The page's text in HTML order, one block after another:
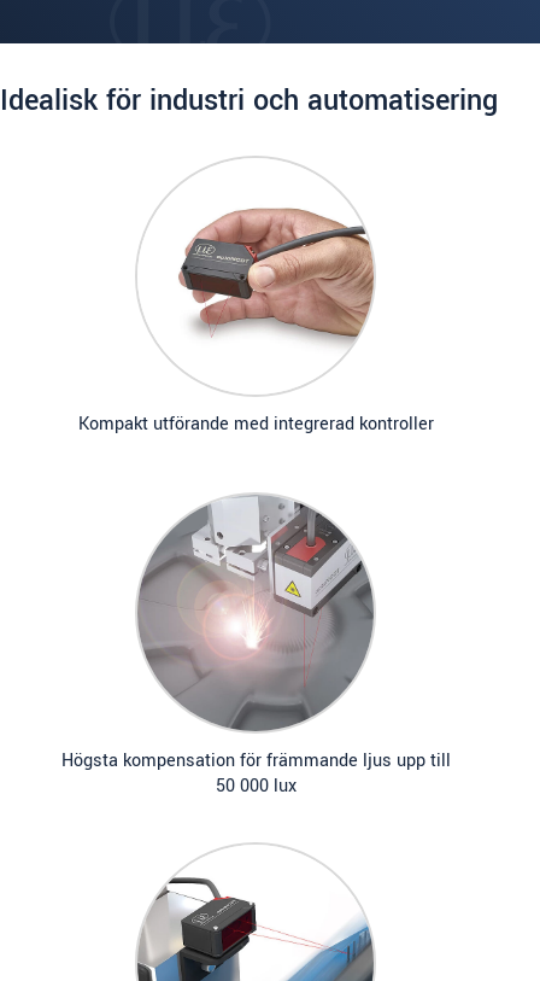
Idealisk för industri och automatisering
Kompakt utförande med integrerad kontroller
Högsta kompensation för främmande ljus upp till
50 000 lux